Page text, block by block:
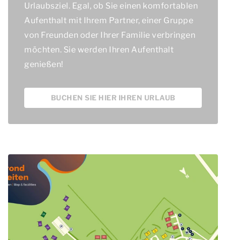
Urlaubsziel. Egal, ob Sie einen komfortablen
Aufenthalt mit Ihrem Partner, einer Gruppe
von Freunden oder Ihrer Familie verbringen
möchten. Sie werden Ihren Aufenthalt
genießen!
BUCHEN SIE HIER IHREN URLAUB